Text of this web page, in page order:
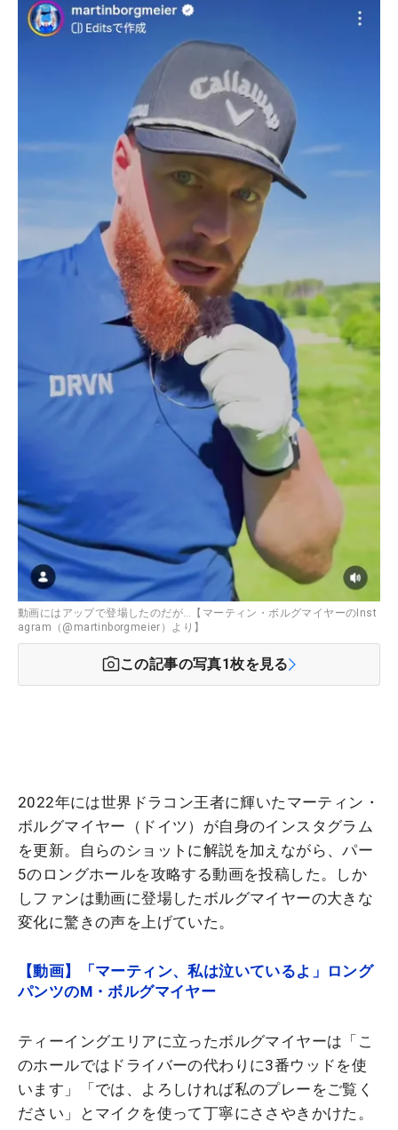
動画にはアップで登場したのだが…【マーティン・ボルグマイヤーのInst
agram（@martinborgmeier）より】
この記事の写真1枚を見る
2022年には世界ドラコン王者に輝いたマーティン・
ボルグマイヤー（ドイツ）が自身のインスタグラム
を更新。自らのショットに解説を加えながら、パー
5のロングホールを攻略する動画を投稿した。しか
しファンは動画に登場したボルグマイヤーの大きな
変化に驚きの声を上げていた。
【動画】「マーティン、私は泣いているよ」ロング
パンツのM・ボルグマイヤー
ティーイングエリアに立ったボルグマイヤーは「こ
のホールではドライバーの代わりに3番ウッドを使
います」「では、よろしければ私のプレーをご覧く
ださい」とマイクを使って丁寧にささやきかけた。